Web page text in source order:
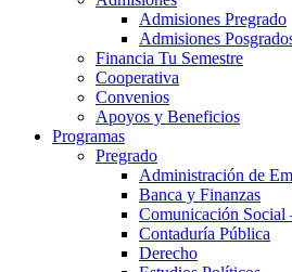
Admisiones Pregrado
Admisiones
Financia Tu Semestre
Cooperativa
Convenios
Apoyos y Beneficios
Programas
Pregrado
Administración de
Banca y Finanzas
Comunicación Social
Contaduría Pública
Derecho